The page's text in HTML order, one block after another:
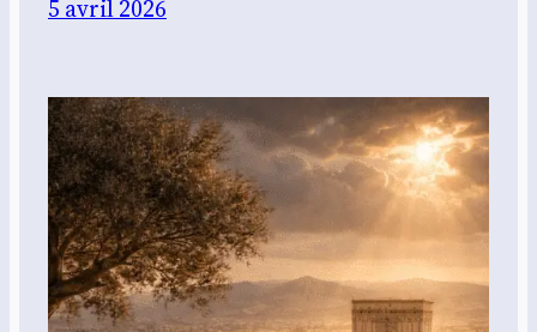
5 avril 2026